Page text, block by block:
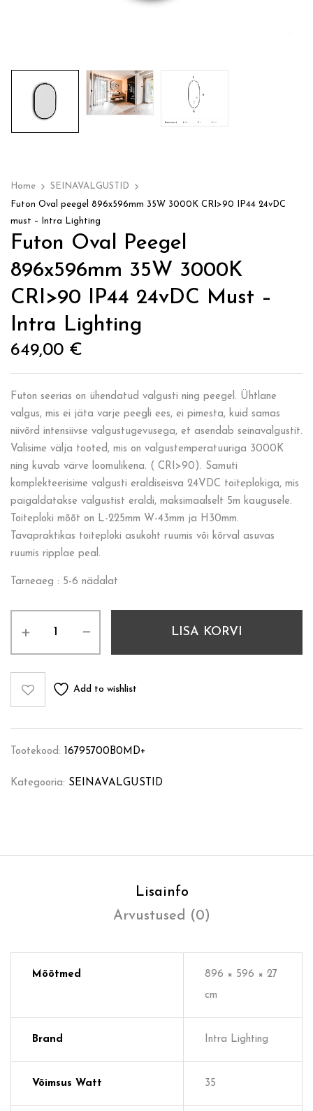
Home
SEINAVALGUSTID
Futon Oval peegel 896x596mm 35W 3000K CRI>90 IP44 24vDC
must – Intra Lighting
Futon Oval Peegel
896x596mm 35W 3000K
CRI>90 IP44 24vDC Must –
Intra Lighting
649,00 €
Futon seerias on ühendatud valgusti ning peegel. Ühtlane
valgus, mis ei jäta varje peegli ees, ei pimesta, kuid samas
niivõrd intensiivse valgustugevusega, et asendab seinavalgustit.
Valisime välja tooted, mis on valgustemperatuuriga 3000K
ning kuvab värve loomulikena. ( CRI>90). Samuti
komplekteerisime valgusti eraldiseisva 24VDC toiteplokiga, mis
paigaldatakse valgustist eraldi, maksimaalselt 5m kaugusele.
Toiteploki mõõt on L-225mm W-43mm ja H30mm.
Tavapraktikas toiteploki asukoht ruumis või kõrval asuvas
ruumis ripplae peal.
Tarneaeg : 5-6 nädalat
LISA KORVI
Add to wishlist
Tootekood: 16795700B0MD+
Kategooria: SEINAVALGUSTID
Lisainfo
Arvustused (0)
Mõõtmed
896 × 596 × 27
cm
Brand Intra Lighting
Võimsus Watt 35